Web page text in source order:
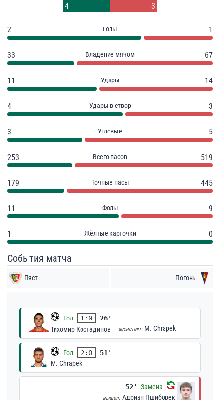
4 3
2 Голы 1
33 Владение мячом 67
11 Удары 14
4 Удары в створ 3
3 Угловые 5
253 Всего пасов 519
179 Точные пасы 445
11 Фолы 9
1 Жёлтые карточки 0
События матча
Пяст Погонь
Гол 1:0
26'
Тихомир Костадинов
ассистент: M. Chrapek
Гол 2:0
51'
M. Chrapek
52' Замена
вышел: Адриан Пшиборек